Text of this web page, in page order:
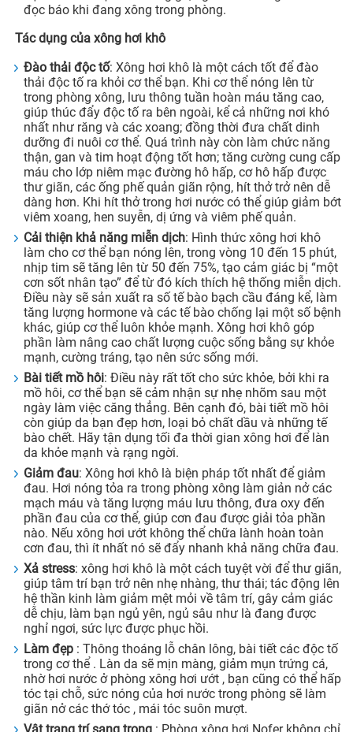
đọc báo khi đang xông trong phòng.
Tác dụng của xông hơi khô
Đào thải độc tố: Xông hơi khô là một cách tốt để đào
thải độc tố ra khỏi cơ thể bạn. Khi cơ thể nóng lên từ
trong phòng xông, lưu thông tuần hoàn máu tăng cao,
giúp thúc đẩy độc tố ra bên ngoài, kể cả những nơi khó
nhất như răng và các xoang; đồng thời đưa chất dinh
dưỡng đi nuôi cơ thể. Quá trình này còn làm chức năng
thận, gan và tim hoạt động tốt hơn; tăng cường cung cấp
máu cho lớp niêm mạc đường hô hấp, cơ hô hấp được
thư giãn, các ống phế quản giãn rộng, hít thở trở nên dễ
dàng hơn. Khi hít thở trong hơi nước có thể giúp giảm bớt
viêm xoang, hen suyễn, dị ứng và viêm phế quản.
Cải thiện khả năng miễn dịch: Hình thức xông hơi khô
làm cho cơ thể bạn nóng lên, trong vòng 10 đến 15 phút,
nhịp tim sẽ tăng lên từ 50 đến 75%, tạo cảm giác bị “một
cơn sốt nhân tạo” để từ đó kích thích hệ thống miễn dịch.
Điều này sẽ sản xuất ra số tế bào bạch cầu đáng kể, làm
tăng lượng hormone và các tế bào chống lại một số bệnh
khác, giúp cơ thể luôn khỏe mạnh. Xông hơi khô góp
phần làm nâng cao chất lượng cuộc sống bằng sự khỏe
mạnh, cường tráng, tạo nên sức sống mới.
Bài tiết mồ hôi: Điều này rất tốt cho sức khỏe, bởi khi ra
mồ hôi, cơ thể bạn sẽ cảm nhận sự nhẹ nhõm sau một
ngày làm việc căng thẳng. Bên cạnh đó, bài tiết mồ hôi
còn giúp da bạn đẹp hơn, loại bỏ chất dầu và những tế
bào chết. Hãy tận dụng tối đa thời gian xông hơi để làn
da khỏe mạnh và rạng ngời.
Giảm đau: Xông hơi khô là biện pháp tốt nhất để giảm
đau. Hơi nóng tỏa ra trong phòng xông làm giản nở các
mạch máu và tăng lượng máu lưu thông, đưa oxy đến
phần đau của cơ thể, giúp cơn đau được giải tỏa phần
nào. Nếu xông hơi ướt không thể chữa lành hoàn toàn
cơn đau, thì ít nhất nó sẽ đẩy nhanh khả năng chữa đau.
Xả stress: xông hơi khô là một cách tuyệt vời để thư giãn,
giúp tâm trí bạn trở nên nhẹ nhàng, thư thái; tác động lên
hệ thần kinh làm giảm mệt mỏi về tâm trí, gây cảm giác
dễ chịu, làm bạn ngủ yên, ngủ sâu như là đang được
nghỉ ngơi, sức lực được phục hồi.
Làm đẹp : Thông thoáng lỗ chân lông, bài tiết các độc tố
trong cơ thể . Làn da sẽ mịn màng, giảm mụn trứng cá,
nhờ hơi nước ở phòng xông hơi ướt , bạn cũng có thể hấp
tóc tại chỗ, sức nóng của hơi nước trong phòng sẽ làm
giãn nở các thớ tóc , mái tóc suôn mượt.